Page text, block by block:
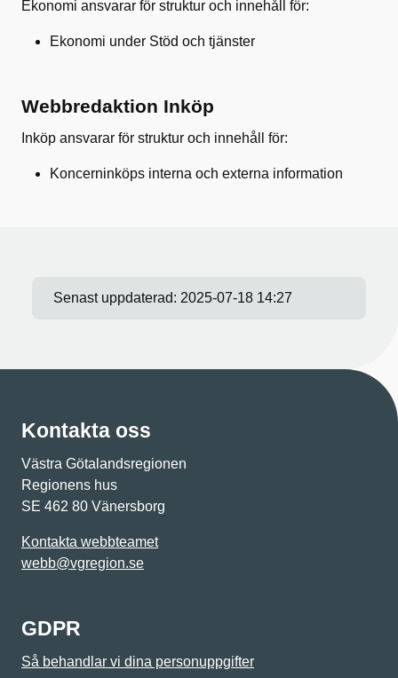
Ekonomi ansvarar för struktur och innehåll för:
Ekonomi under Stöd och tjänster
Webbredaktion Inköp
Inköp ansvarar för struktur och innehåll för:
Koncerninköps interna och externa information
Senast uppdaterad: 2025-07-18 14:27
Kontakta oss
Västra Götalandsregionen
Regionens hus
SE 462 80 Vänersborg
Kontakta webbteamet
webb@vgregion.se
GDPR
Så behandlar vi dina personuppgifter